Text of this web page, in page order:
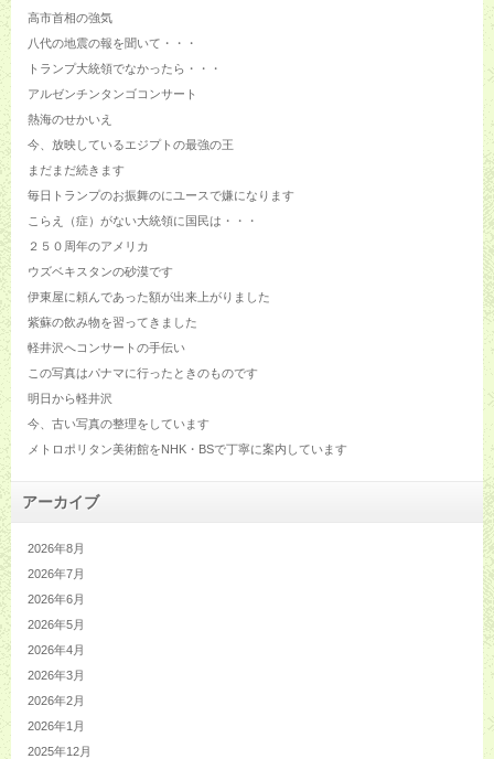
高市首相の強気
八代の地震の報を聞いて・・・
トランプ大統領でなかったら・・・
アルゼンチンタンゴコンサート
熱海のせかいえ
今、放映しているエジプトの最強の王
まだまだ続きます
毎日トランプのお振舞のにユースで嫌になります
こらえ（症）がない大統領に国民は・・・
２５０周年のアメリカ
ウズベキスタンの砂漠です
伊東屋に頼んであった額が出来上がりました
紫蘇の飲み物を習ってきました
軽井沢へコンサートの手伝い
この写真はパナマに行ったときのものです
明日から軽井沢
今、古い写真の整理をしています
メトロポリタン美術館をNHK・BSで丁寧に案内しています
アーカイブ
2026年8月
2026年7月
2026年6月
2026年5月
2026年4月
2026年3月
2026年2月
2026年1月
2025年12月